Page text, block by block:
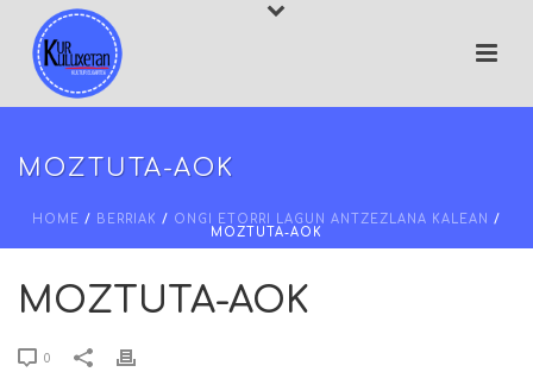
MOZTUTA-AOK
HOME / BERRIAK / ONGI ETORRI LAGUN ANTZEZLANA KALEAN
/
MOZTUTA-AOK
MOZTUTA-AOK
0